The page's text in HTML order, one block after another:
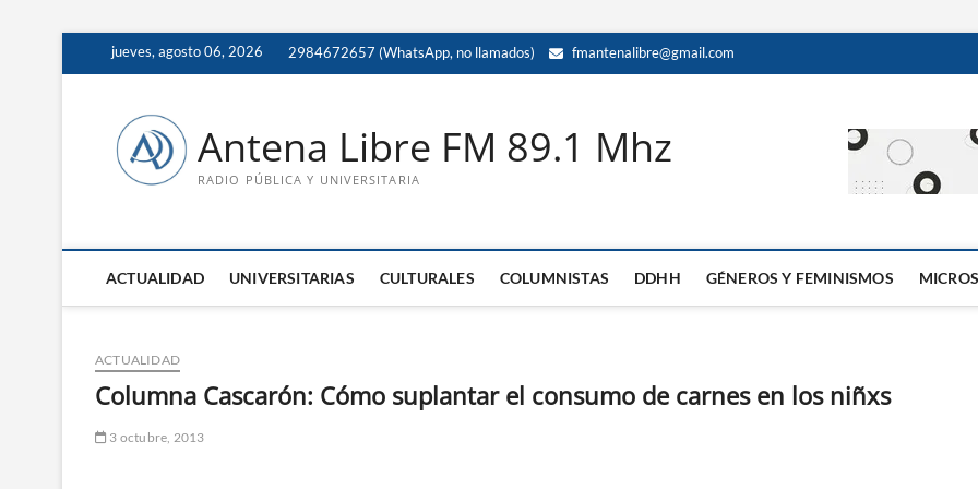
jueves, agosto 06, 2026 2984672657 (WhatsApp, no llamados) fmantenalibre@gmail.com
Antena Libre FM 89.1 Mhz
RADIO PÚBLICA Y UNIVERSITARIA
ACTUALIDAD UNIVERSITARIAS CULTURALES COLUMNISTAS DDHH GÉNEROS Y FEMINISMOS MICROS
ACTUALIDAD
Columna Cascarón: Cómo suplantar el consumo de carnes en los niñxs
3 octubre, 2013